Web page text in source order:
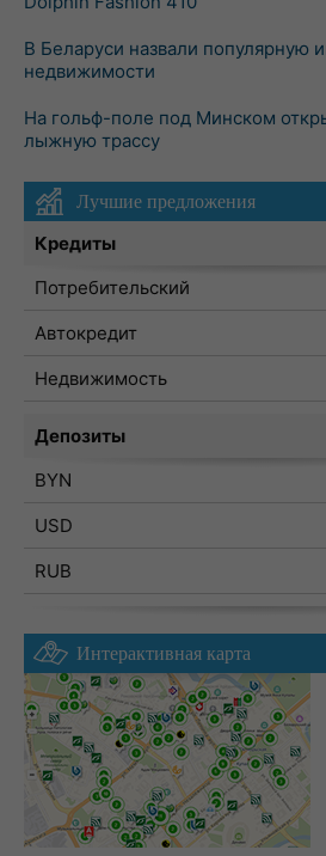
В Беларуси назвали популярную
недвижимости
На гольф-поле под Минском
лыжную трассу
Лучшие предложения
Кредиты
Потребительский
Автокредит
Недвижимость
Депозиты
BYN
USD
RUB
Интерактивная карта